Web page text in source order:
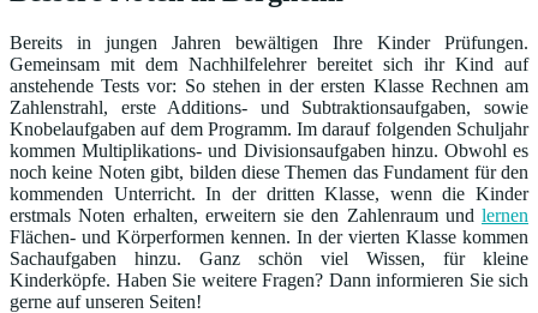
Bereits in jungen Jahren bewältigen Ihre Kinder Prüfungen.
Gemeinsam mit dem Nachhilfelehrer bereitet sich ihr Kind auf
anstehende Tests vor: So stehen in der ersten Klasse Rechnen am
Zahlenstrahl, erste Additions- und Subtraktionsaufgaben, sowie
Knobelaufgaben auf dem Programm. Im darauf folgenden Schuljahr
kommen Multiplikations- und Divisionsaufgaben hinzu. Obwohl es
noch keine Noten gibt, bilden diese Themen das Fundament für den
kommenden Unterricht. In der dritten Klasse, wenn die Kinder
erstmals Noten erhalten, erweitern sie den Zahlenraum und lernen
Flächen- und Körperformen kennen. In der vierten Klasse kommen
Sachaufgaben hinzu. Ganz schön viel Wissen, für kleine
Kinderköpfe. Haben Sie weitere Fragen? Dann informieren Sie sich
gerne auf unseren Seiten!